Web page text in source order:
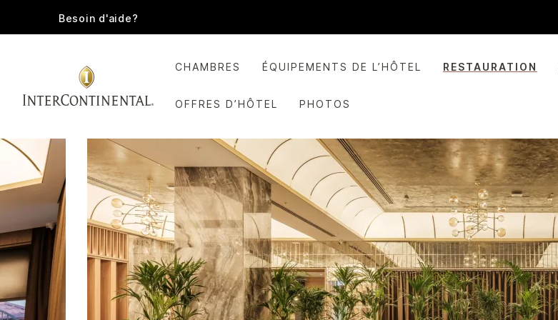
Besoin d'aide?
CHAMBRES ÉQUIPEMENTS DE L’HÔTEL RESTAURATION
OFFRES D’HÔTEL PHOTOS